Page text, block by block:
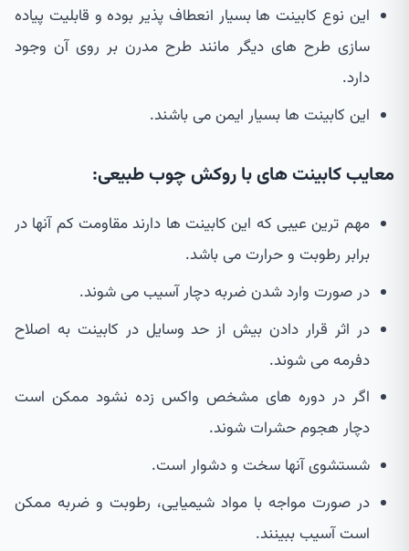
این نوع کابینت ها بسیار انعطاف پذیر بوده و قابلیت پیاده
سازی طرح های دیگر مانند طرح مدرن بر روی آن وجود
دارد.
این کابینت ها بسیار ایمن می باشند.
معایب کابینت های با روکش چوب طبیعی:
مهم ترین عیبی که این کابینت ها دارند مقاومت کم آنها در
برابر رطوبت و حرارت می باشد.
در صورت وارد شدن ضربه دچار آسیب می شوند.
در اثر قرار دادن بیش از حد وسایل در کابینت به اصلاح
دفرمه می شوند.
اگر در دوره های مشخص واکس زده نشود ممکن است
دچار هجوم حشرات شوند.
شستشوی آنها سخت و دشوار است.
در صورت مواجه با مواد شیمیایی، رطوبت و ضربه ممکن
است آسیب ببینند.